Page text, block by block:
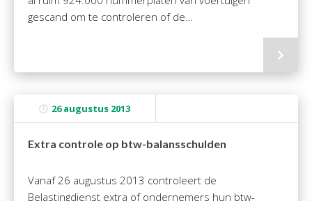
gescand om te controleren of de…
26 augustus 2013
Extra controle op btw-balansschulden
Vanaf 26 augustus 2013 controleert de
Belastingdienst extra of ondernemers hun btw-